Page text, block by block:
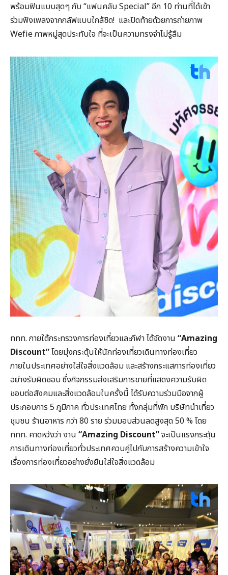
พร้อมฟินแบบสุดๆ กับ “แฟนคลับ Special” อีก 10 ท่านที่ได้เข้า
ร่วมฟังเพลงจากกลัฟแบบใกล้ชิด! และปิดท้ายด้วยการถ่ายภาพ
Wefie ภาพหมู่สุดประทับใจ ที่จะเป็นความทรงจำไม่รู้ลืม
ททท. ภายใต้กระทรวงการท่องเที่ยวและกีฬา ได้จัดงาน “Amazing
Discount”โดยมุ่งกระตุ้นให้นักท่องเที่ยวเดินทางท่องเที่ยว
ภายในประเทศอย่างใส่ใจสิ่งแวดล้อม และสร้างกระแสการท่องเที่ยว
อย่างรับผิดชอบ ซึ่งกิจกรรมส่งเสริมการขายที่แสดงความรับผิด
ชอบต่อสังคมและสิ่งแวดล้อมในครั้งนี้ ได้รับความร่วมมือจากผู้
ประกอบการ 5 ภูมิภาค ทั่วประเทศไทย ทั้งกลุ่มที่พัก บริษัทนำเที่ยว
ชุมชน ร้านอาหาร กว่า 80 ราย ร่วมมอบส่วนลดสูงสุด 50 % โดย
ททท. คาดหวังว่า งาน “Amazing Discount”จะเป็นแรงกระตุ้น
การเดินทางท่องเที่ยวทั่วประเทศควบคู่ไปกับการสร้างความเข้าใจ
เรื่องการท่องเที่ยวอย่างยั่งยืนใส่ใจสิ่งแวดล้อม